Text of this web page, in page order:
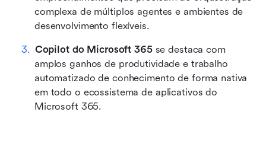
complexa de múltiplos agentes e ambientes de
desenvolvimento flexíveis.
Copilot do Microsoft 365 se destaca com
amplos ganhos de produtividade e trabalho
automatizado de conhecimento de forma nativa
em todo o ecossistema de aplicativos do
Microsoft 365.